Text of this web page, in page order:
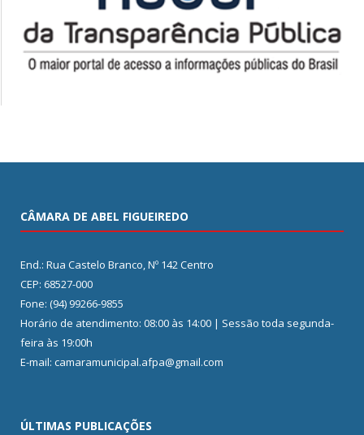
CÂMARA DE ABEL FIGUEIREDO
End.: Rua Castelo Branco, Nº 142 Centro
CEP: 68527-000
Fone: (94) 99266-9855
Horário de atendimento: 08:00 às 14:00 | Sessão toda segunda-
feira às 19:00h
E-mail: camaramunicipal.afpa@gmail.com
ÚLTIMAS PUBLICAÇÕES